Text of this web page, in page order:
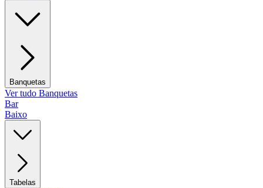
Banquetas
Ver tudo Banquetas
Bar
Baixo
Tabelas